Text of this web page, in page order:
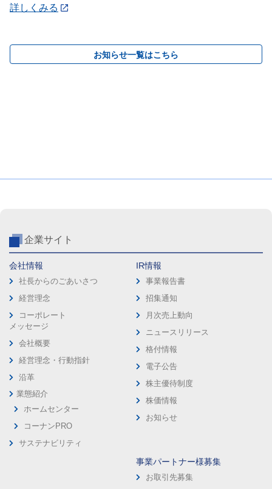
詳しくみる
お知らせ一覧はこちら
企業サイト
会社情報
社長からのごあいさつ
経営理念
コーポレート
メッセージ
会社概要
経営理念・行動指針
沿革
業態紹介
ホームセンター
コーナンPRO
サステナビリティ
IR情報
事業報告書
招集通知
月次売上動向
ニュースリリース
格付情報
電子公告
株主優待制度
株価情報
お知らせ
事業パートナー様募集
お取引先募集